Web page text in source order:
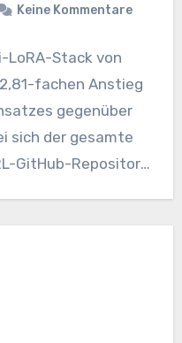
Keine Kommentare
LoRA-Stack von
fachen Anstieg
gegenüber
sich der gesamte
GitHub-Repository